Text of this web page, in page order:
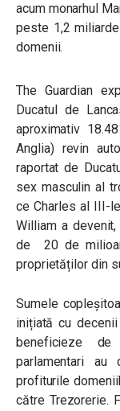
acum monarhul
peste 1,2
domenii.
The Guardian
Ducatul de
aproximativ
Anglia) revin
raportat de
sex masculin al
ce Charles al III-
William a
de 20 de
proprietăților din
Sumele
inițiată cu
beneficieze
parlamentari au
profiturile
către Trezorerie.